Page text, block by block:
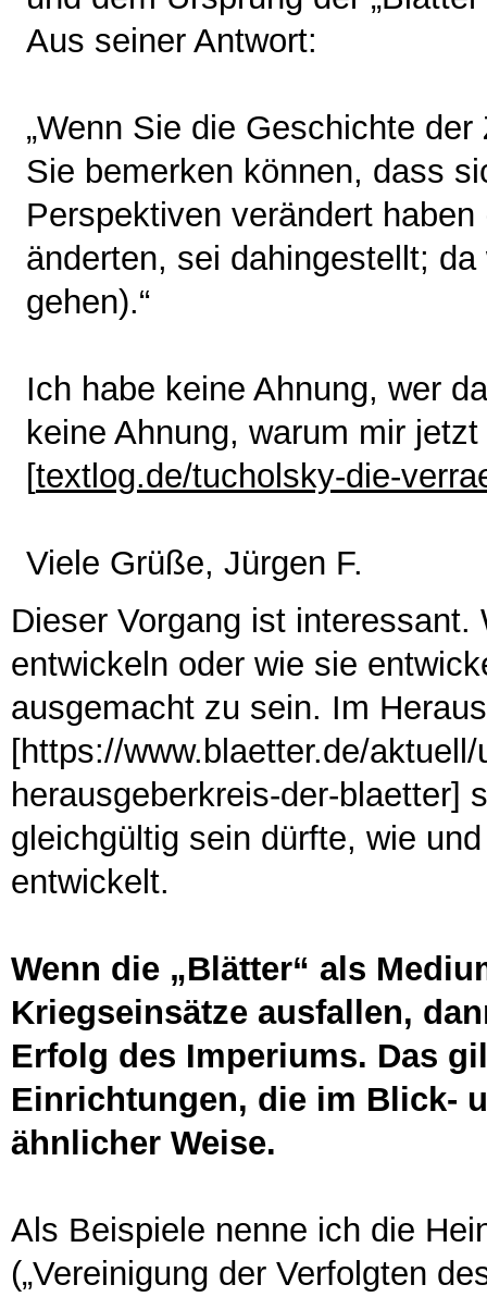
Aus seiner Antwort:
„Wenn Sie die Geschichte
Sie bemerken können, dass
Perspektiven verändert
änderten, sei dahingestellt;
gehen).“
Ich habe keine Ahnung, wer
keine Ahnung, warum mir
[textlog.de/tucholsky-die-
Viele Grüße, Jürgen F.
Dieser Vorgang ist interessant.
entwickeln oder wie sie
ausgemacht zu sein. Im
[https://www.blaetter.de/
herausgeberkreis-der-blaetter]
gleichgültig sein dürfte, wie
entwickelt.
Wenn die „Blätter“ als
Kriegseinsätze ausfallen,
Erfolg des Imperiums. Das
Einrichtungen, die im Blick-
ähnlicher Weise.
Als Beispiele nenne ich die
(„Vereinigung der Verfolgten